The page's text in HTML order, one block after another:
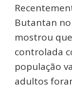
Butantan
mostrou
controlada
população
adultos